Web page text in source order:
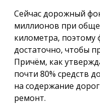
Сейчас дорожный
миллионов при
километра, поэтому
достаточно, чтобы
Причём, как
почти 80% средств
на содержание
ремонт.